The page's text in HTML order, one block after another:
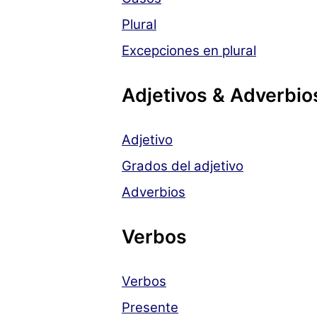
Plural
Excepciones en plural
Adjetivos &
Adjetivo
Grados del adjetivo
Adverbios
Verbos
Verbos
Presente